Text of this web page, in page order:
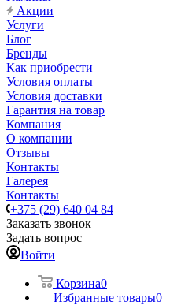
Акции
Услуги
Блог
Бренды
Как приобрести
Условия оплаты
Условия доставки
Гарантия на товар
Компания
О компании
Отзывы
Контакты
Галерея
Контакты
+375 (29) 640 04 84
Заказать звонок
Задать вопрос
Войти
Корзина0
Избранные товары0